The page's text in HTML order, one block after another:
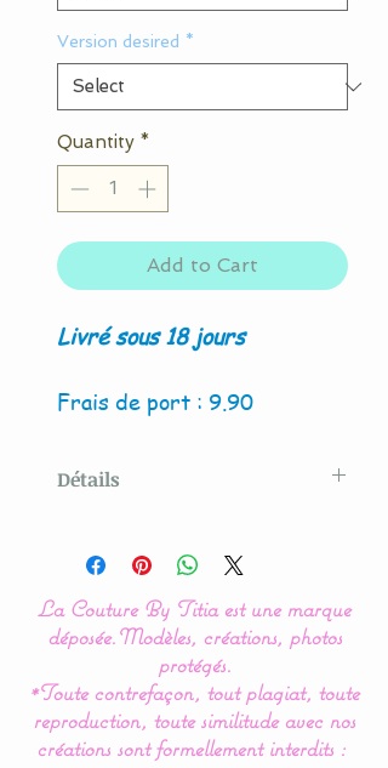
Version desired *
Quantity *
Add to Cart
Livré sous 18 jours
Frais de port : 9.90
Détails
Couture By Titia
Ce tour de Lit est composé
de 5 coussins en forme de
nuages pour une déco de
chambre tout en douceur.
La Couture By Titia est une marque
déposée.Modèles, créations, photos
protégés.
*Toute contrefaçon, tout plagiat, toute
reproduction, toute similitude avec nos
créations sont formellement interdits :